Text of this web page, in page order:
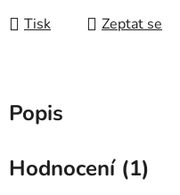
Tisk Zeptat se
Popis
Hodnocení (1)